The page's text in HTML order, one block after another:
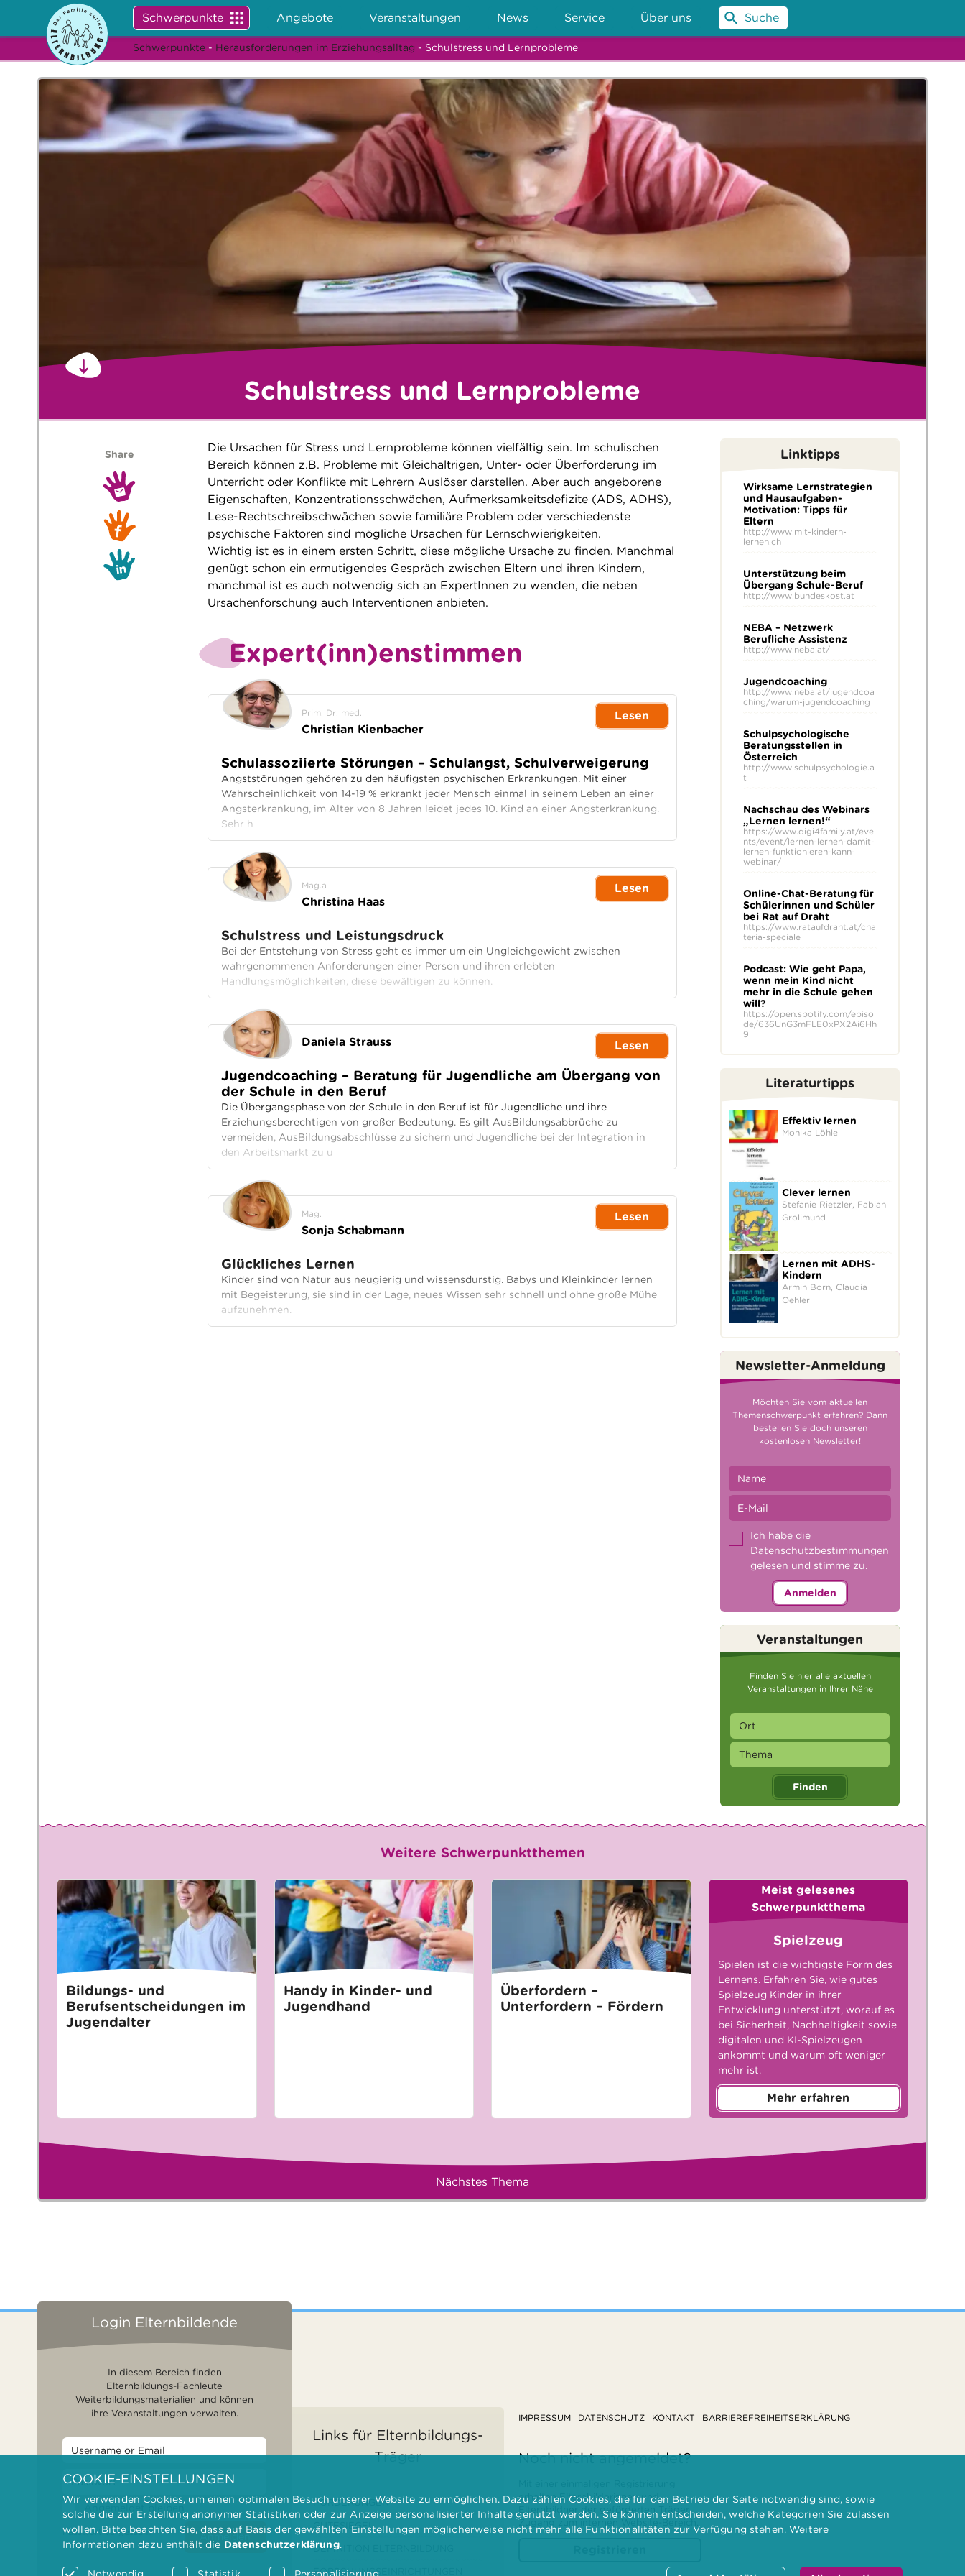
Schwerpunkte Angebote Veranstaltungen News Service Über uns Suche
Schwerpunkte - Herausforderungen im Erziehungsalltag - Schulstress und Lernprobleme
Schulstress und Lernprobleme
Die Ursachen für Stress und Lernprobleme können vielfältig sein. Im schulischen
Bereich können z.B. Probleme mit Gleichaltrigen, Unter- oder Überforderung im
Unterricht oder Konflikte mit Lehrern Auslöser darstellen. Aber auch angeborene
Eigenschaften, Konzentrationsschwächen, Aufmerksamkeitsdefizite (ADS, ADHS),
Lese-Rechtschreibschwächen sowie familiäre Problem oder verschiedenste
psychische Faktoren sind mögliche Ursachen für Lernschwierigkeiten.
Wichtig ist es in einem ersten Schritt, diese mögliche Ursache zu finden. Manchmal
genügt schon ein ermutigendes Gespräch zwischen Eltern und ihren Kindern,
manchmal ist es auch notwendig sich an ExpertInnen zu wenden, die neben
Ursachenforschung auch Interventionen anbieten.
Expert(inn)enstimmen
Prim. Dr. med.
Christian Kienbacher
Lesen
Schulassoziierte Störungen – Schulangst, Schulverweigerung
Angststörungen gehören zu den häufigsten psychischen Erkrankungen. Mit einer
Wahrscheinlichkeit von 14-19 % erkrankt jeder Mensch einmal in seinem Leben an einer
Angsterkrankung, im Alter von 8 Jahren leidet jedes 10. Kind an einer Angsterkrankung.
Sehr h
Mag.a
Christina Haas
Lesen
Schulstress und Leistungsdruck
Bei der Entstehung von Stress geht es immer um ein Ungleichgewicht zwischen
wahrgenommenen Anforderungen einer Person und ihren erlebten
Handlungsmöglichkeiten, diese bewältigen zu können.
Daniela Strauss Lesen
Jugendcoaching – Beratung für Jugendliche am Übergang von
der Schule in den Beruf
Die Übergangsphase von der Schule in den Beruf ist für Jugendliche und ihre
Erziehungsberechtigen von großer Bedeutung. Es gilt AusBildungsabbrüche zu
vermeiden, AusBildungsabschlüsse zu sichern und Jugendliche bei der Integration in
den Arbeitsmarkt zu u
Mag.
Sonja Schabmann
Lesen
Glückliches Lernen
Kinder sind von Natur aus neugierig und wissensdurstig. Babys und Kleinkinder lernen
mit Begeisterung, sie sind in der Lage, neues Wissen sehr schnell und ohne große Mühe
aufzunehmen.
Share Linktipps
Wirksame Lernstrategien
und Hausaufgaben-
Motivation: Tipps für
Eltern
http://www.mit-kindern-
lernen.ch
Unterstützung beim
Übergang Schule-Beruf
http://www.bundeskost.at
NEBA – Netzwerk
Berufliche Assistenz
http://www.neba.at/
Jugendcoaching
http://www.neba.at/jugendcoa
ching/warum-jugendcoaching
Schulpsychologische
Beratungsstellen in
Österreich
http://www.schulpsychologie.a
t
Nachschau des Webinars
„Lernen lernen!“
https://www.digi4family.at/eve
nts/event/lernen-lernen-damit-
lernen-funktionieren-kann-
webinar/
Online-Chat-Beratung für
Schülerinnen und Schüler
bei Rat auf Draht
https://www.rataufdraht.at/cha
teria-speciale
Podcast: Wie geht Papa,
wenn mein Kind nicht
mehr in die Schule gehen
will?
https://open.spotify.com/episo
de/636UnG3mFLE0xPX2Ai6Hh
9
Literaturtipps
Effektiv lernen
Monika Löhle
Clever lernen
Stefanie Rietzler, Fabian
Grolimund
Lernen mit ADHS-
Kindern
Armin Born, Claudia
Oehler
Newsletter-Anmeldung
Möchten Sie vom aktuellen
Themenschwerpunkt erfahren? Dann
bestellen Sie doch unseren
kostenlosen Newsletter!
Ich habe die
Datenschutzbestimmungen
gelesen und stimme zu.
Anmelden
Veranstaltungen
Finden Sie hier alle aktuellen
Veranstaltungen in Ihrer Nähe
Finden
Weitere Schwerpunktthemen
Bildungs- und
Berufsentscheidungen im
Jugendalter
Handy in Kinder- und
Jugendhand
Überfordern –
Unterfordern – Fördern
Meist gelesenes
Schwerpunktthema
Spielzeug
Spielen ist die wichtigste Form des
Lernens. Erfahren Sie, wie gutes
Spielzeug Kinder in ihrer
Entwicklung unterstützt, worauf es
bei Sicherheit, Nachhaltigkeit sowie
digitalen und KI-Spielzeugen
ankommt und warum oft weniger
mehr ist.
Mehr erfahren
Nächstes Thema
Login Elternbildende
In diesem Bereich finden
Elternbildungs-Fachleute
Weiterbildungsmaterialien und können
ihre Veranstaltungen verwalten.
Angemeldet bleiben
Passwort vergessen? Anmelden
Links für Elternbildungs-
Träger
FÖRDERUNGEN
GÜTESIEGEL
DEFINITION ELTERNBILDUNG
FORSCHUNGSEINRICHTUNGEN
IMPRESSUM DATENSCHUTZ KONTAKT BARRIEREFREIHEITSERKLÄRUNG
Noch nicht angemeldet?
erhalten Elternbilderinnen und
Elternbildner der geförderten Träger
Zugang zum internen Website-Bereich.
COOKIE-EINSTELLUNGEN
Wir verwenden Cookies, um einen optimalen Besuch unserer Website zu ermöglichen. Dazu zählen Cookies, die für den Betrieb der Seite notwendig sind, sowie
solche die zur Erstellung anonymer Statistiken oder zur Anzeige personalisierter Inhalte genutzt werden. Sie können entscheiden, welche Kategorien Sie zulassen
wollen. Bitte beachten Sie, dass auf Basis der gewählten Einstellungen möglicherweise nicht mehr alle Funktionalitäten zur Verfügung stehen. Weitere
Informationen dazu enthält die Datenschutzerklärung.